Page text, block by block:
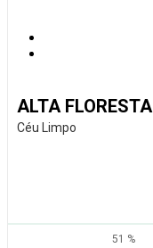
ALTA FLORESTA
Céu Limpo
51 %